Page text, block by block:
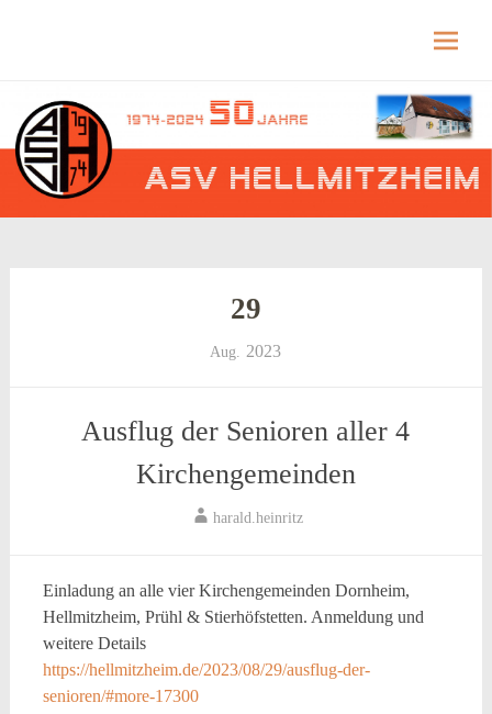
Hellmitzheim.de – fränkisches Dorf am Rande
to
content
29
Aug. 2023
Ausflug der Senioren aller 4
Kirchengemeinden
harald.heinritz
Einladung an alle vier Kirchengemeinden Dornheim,
Hellmitzheim, Prühl & Stierhöfstetten. Anmeldung und
weitere Details
https://hellmitzheim.de/2023/08/29/ausflug-der-
senioren/#more-17300